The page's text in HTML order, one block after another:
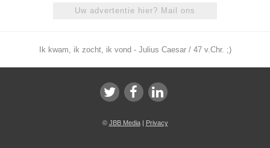
Uw advertentie hier? Mail ons
Ik kwam, ik zocht, ik vond - Julius Caesar / 47 v.Chr. ;)
© JBB Media| Privacy